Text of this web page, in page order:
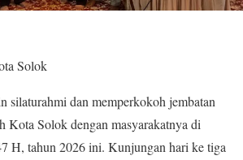
Solok
silaturahmi dan memperkokoh jembatan
Kota Solok dengan masyarakatnya di
H, tahun 2026 ini. Kunjungan hari ke tiga